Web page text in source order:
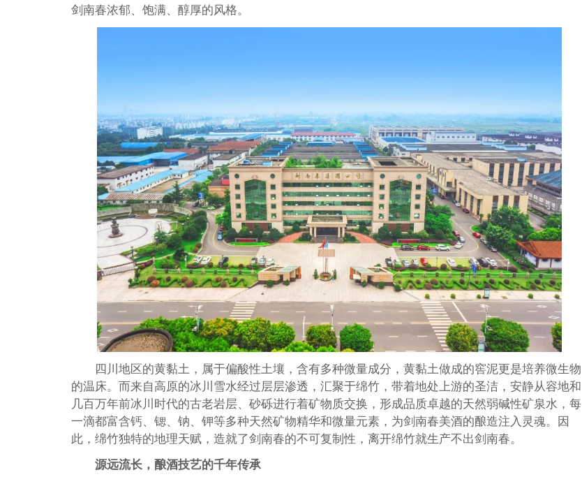
剑南春浓郁、饱满、醇厚的风格。
四川地区的黄黏土，属于偏酸性土壤，含有多种微量成分，黄黏土做成的窖泥更是培养微生物
的温床。而来自高原的冰川雪水经过层层渗透，汇聚于绵竹，带着地处上游的圣洁，安静从容地和
几百万年前冰川时代的古老岩层、砂砾进行着矿物质交换，形成品质卓越的天然弱碱性矿泉水，每
一滴都富含钙、锶、钠、钾等多种天然矿物精华和微量元素，为剑南春美酒的酿造注入灵魂。因
此，绵竹独特的地理天赋，造就了剑南春的不可复制性，离开绵竹就生产不出剑南春。
源远流长，酿酒技艺的千年传承